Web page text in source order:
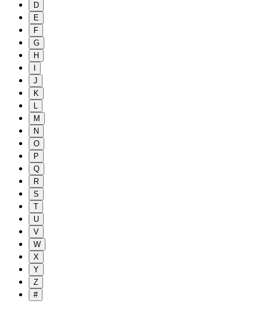
D
E
F
G
H
J
K
L
M
N
O
P
Q
R
S
T
U
V
W
X
Y
Z
#